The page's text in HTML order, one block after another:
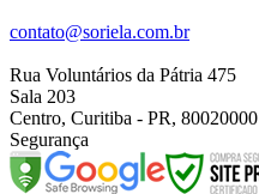
contato@soriela.com.br
Rua Voluntários da Pátria 475
Sala 203
Centro, Curitiba - PR, 80020000
Segurança